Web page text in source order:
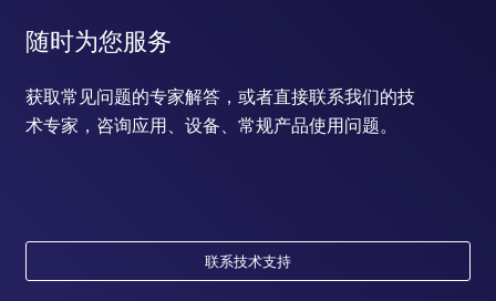
随时为您服务
获取常见问题的专家解答，或者直接联系我们的技
术专家，咨询应用、设备、常规产品使用问题。
联系技术支持